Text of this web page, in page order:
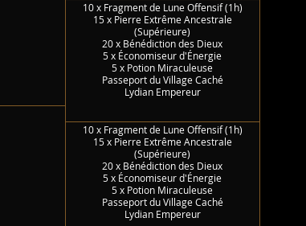
10 x Fragment de Lune Offensif (1h)
15 x Pierre Extrême Ancestrale
(Supérieure)
20 x Bénédiction des Dieux
5 x Économiseur d'Énergie
5 x Potion Miraculeuse
Passeport du Village Caché
Lydian Empereur
10 x Fragment de Lune Offensif (1h)
15 x Pierre Extrême Ancestrale
(Supérieure)
20 x Bénédiction des Dieux
5 x Économiseur d'Énergie
5 x Potion Miraculeuse
Passeport du Village Caché
Lydian Empereur